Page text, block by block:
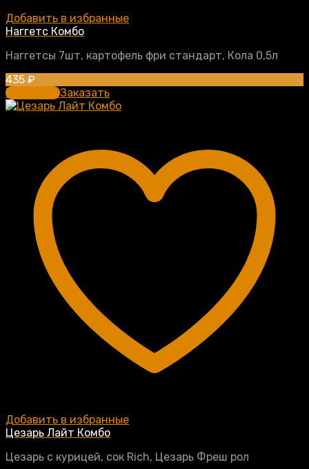
Добавить в избранные
Наггетс Комбо
Наггетсы 7шт, картофель фри стандарт, Кола 0,5л
435 ₽
В корзинуЗаказать
Добавить в избранные
Цезарь Лайт Комбо
Цезарь с курицей, сок Rich, Цезарь Фреш рол